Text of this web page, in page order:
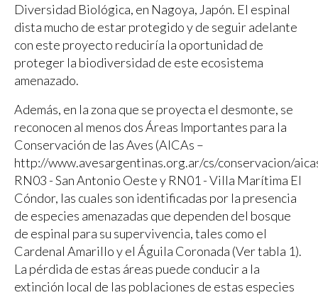
Diversidad Biológica, en Nagoya, Japón. El espinal
dista mucho de estar protegido y de seguir adelante
con este proyecto reduciría la oportunidad de
proteger la biodiversidad de este ecosistema
amenazado.
Además, en la zona que se proyecta el desmonte, se
reconocen al menos dos Áreas Importantes para la
Conservación de las Aves (AICAs –
http://www.avesargentinas.org.ar/cs/conservacion/
RN03 - San Antonio Oeste y RN01 - Villa Marítima El
Cóndor, las cuales son identificadas por la presencia
de especies amenazadas que dependen del bosque
de espinal para su supervivencia, tales como el
Cardenal Amarillo y el Águila Coronada (Ver tabla 1).
La pérdida de estas áreas puede conducir a la
extinción local de las poblaciones de estas especies